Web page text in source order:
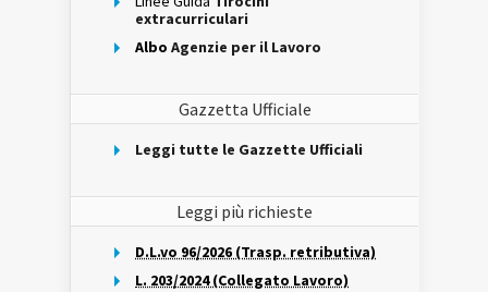
extracurriculari
Albo Agenzie per il Lavoro
Gazzetta Ufficiale
Leggi tutte le Gazzette Ufficiali
Leggi più richieste
D.L.vo 96/2026 (Trasp. retributiva)
L. 203/2024 (Collegato Lavoro)